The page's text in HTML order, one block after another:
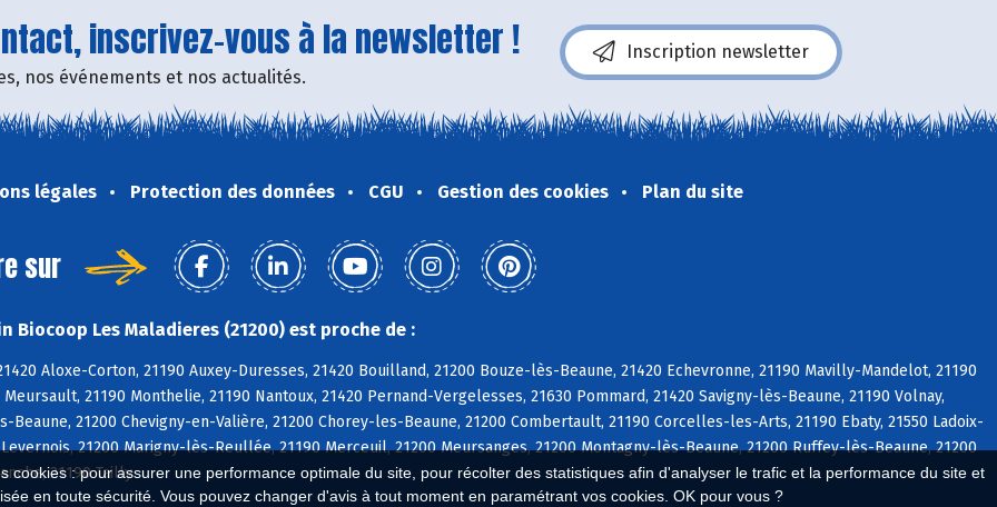
cookies : pour assurer une performance optimale du site, pour récolter des statistiques afin d'analyser le trafic et la performance du site et
en toute sécurité. Vous pouvez changer d'avis à tout moment en paramétrant vos cookies. OK pour vous ?
inscrivez-vous à la newsletter !
nos événements et nos actualités.
Inscription newsletter
légales Protection des données CGU Gestion des cookies Plan du site
sur
Biocoop Les Maladieres (21200) est proche de :
Aloxe-Corton, 21190 Auxey-Duresses, 21420 Bouilland, 21200 Bouze-lès-Beaune, 21420 Echevronne, 21190 Mavilly-Mandelot, 21190
Meursault, 21190 Monthelie, 21190 Nantoux, 21420 Pernand-Vergelesses, 21630 Pommard, 21420 Savigny-lès-Beaune, 21190 Volnay,
Beaune, 21200 Chevigny-en-Valière, 21200 Chorey-les-Beaune, 21200 Combertault, 21190 Corcelles-les-Arts, 21190 Ebaty, 21550 Ladoix-
21200 Marigny-lès-Reullée, 21190 Merceuil, 21200 Meursanges, 21200 Montagny-lès-Beaune, 21200 Ruffey-lès-Beaune, 21200
21190 Tailly